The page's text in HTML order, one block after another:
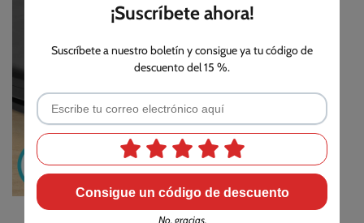
¡Suscríbete ahora!
Suscríbete a nuestro boletín y consigue ya tu código de
descuento del 15 %.
Consigue un código de descuento
No, gracias.